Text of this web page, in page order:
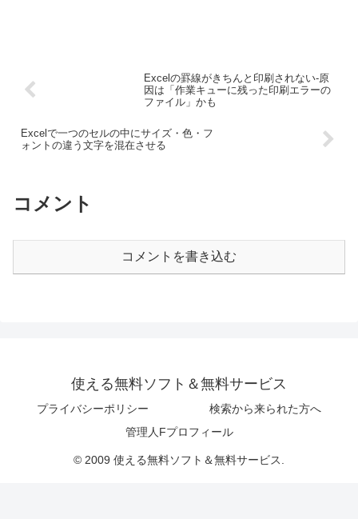
Excelの罫線がきちんと印刷されない-原
因は「作業キューに残った印刷エラーの
ファイル」かも
Excelで一つのセルの中にサイズ・色・フ
ォントの違う文字を混在させる
コメント
コメントを書き込む
使える無料ソフト＆無料サービス
プライバシーポリシー
検索から来られた方へ
管理人Fプロフィール
© 2009 使える無料ソフト＆無料サービス.